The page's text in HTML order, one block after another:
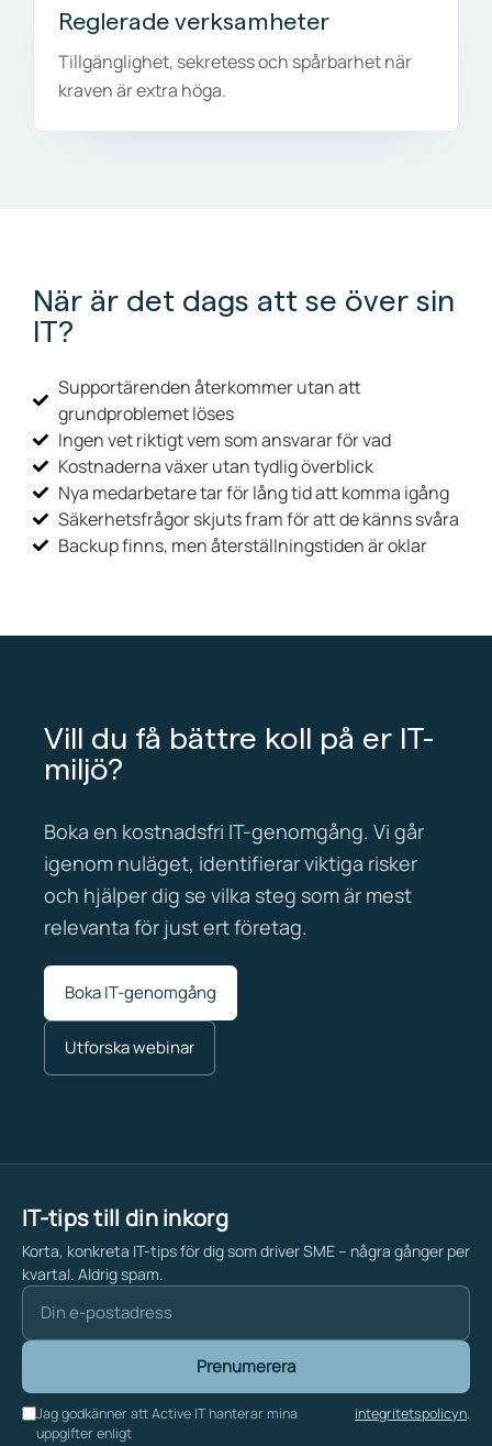
Reglerade verksamheter
Tillgänglighet, sekretess och spårbarhet när
kraven är extra höga.
När är det dags att se över sin
IT?
Supportärenden återkommer utan att
grundproblemet löses
Ingen vet riktigt vem som ansvarar för vad
Kostnaderna växer utan tydlig överblick
Nya medarbetare tar för lång tid att komma igång
Säkerhetsfrågor skjuts fram för att de känns svåra
Backup finns, men återställningstiden är oklar
Vill du få bättre koll på er IT-
miljö?
Boka en kostnadsfri IT-genomgång. Vi går
igenom nuläget, identifierar viktiga risker
och hjälper dig se vilka steg som är mest
relevanta för just ert företag.
Boka IT-genomgång
Utforska webinar
IT-tips till din inkorg
Korta, konkreta IT-tips för dig som driver SME – några gånger per
kvartal. Aldrig spam.
Prenumerera
Jag godkänner att Active IT hanterar mina
uppgifter enligt
integritetspolicyn.